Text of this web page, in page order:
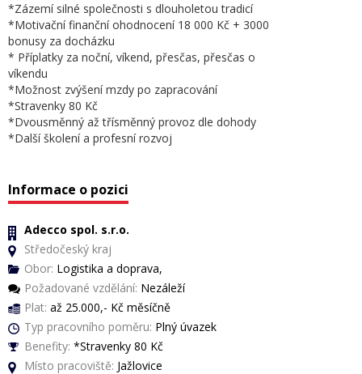
*Zázemí silné společnosti s dlouholetou tradicí
*Motivační finanční ohodnocení 18 000 Kč + 3000
bonusy za docházku
* Příplatky za noční, víkend, přesčas, přesčas o
víkendu
*Možnost zvýšení mzdy po zapracování
*Stravenky 80 Kč
*Dvousměnný až třísměnný provoz dle dohody
*Další školení a profesní rozvoj
Informace o pozici
Adecco spol. s.r.o.
Středočeský kraj
Obor: Logistika a doprava,
Požadované vzdělání: Nezáleží
Plat: až 25.000,- Kč měsíčně
Typ pracovního poměru: Plný úvazek
Benefity: *Stravenky 80 Kč
Místo pracoviště: Jažlovice